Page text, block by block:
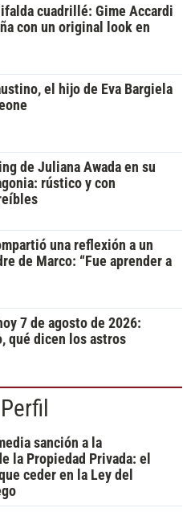
cuadrillé: Gime Accardi
con un original look en
el hijo de Eva Bargiela
de Juliana Awada en su
rústico y con
una reflexión a un
de Marco: “Fue aprender a
7 de agosto de 2026:
qué dicen los astros
sanción a la
la Propiedad Privada: el
ceder en la Ley del